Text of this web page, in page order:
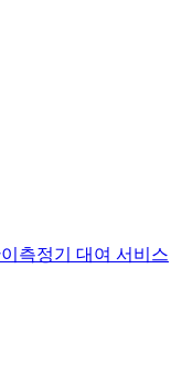
측정기 대여 서비스